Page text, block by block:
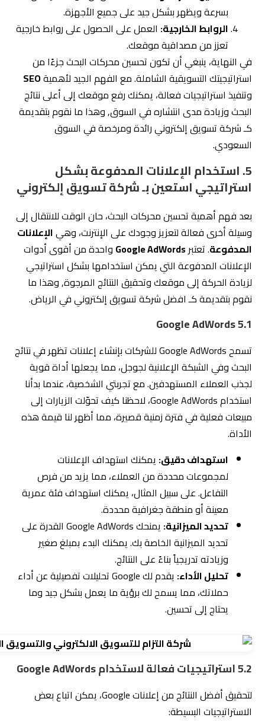
بسرعة ويظهر بشكل جيد على جميع الأجهزة.
الروابط الخارجية: العمل على الحصول على روابط خارجية
تعزز من مصداقية موقعك.
في النهاية، ينبغي أن تكون تحسين محركات البحث جزءًا من
استراتيجيتك التسويقية الشاملة. مع الفهم الجيد لأهميةSEO
وتنفيذ استراتيجيات فعالة، يمكنك رفع موقعك إلى أعلى نتائج
البحث وزيادة مدى انتشاره في السوق, وهذا ما نقوم بتقديمة
كـ شركة تسويق إلكتروني رائدة ومرخصة في السوق
السعودي.
5. استخدام الإعلانات المدفوعة بشكل
استراتيجي استعين بـ شركة تسويق إلكتروني
بعد فهم أهمية تحسين محركات البحث، حان الوقت للانتقال إلى
وسيلة أخرى فعالة لتعزيز وجودك على الإنترنت، وهيالإعلانات
المدفوعة. تعتبرGoogle AdWords واحدة من أقوى أدوات
الإعلانات المدفوعة التي يمكن استخدامها بشكل استراتيجي
لزيادة الحركة إلى موقعك وتحقيق النتائج المرجوة, وهذا ما
نقوم بتقديمة كـ افضل شركة تسويق إلكتروني في الرياض.
5.1 Google AdWords
تسمح Google AdWords للشركات بإنشاء إعلانات تظهر في نتائج
البحث وفي الشبكة الإعلانية لجوجل، مما يجعلها أداة قوية
لجذب العملاء المستهدفين. مع تجربتي الشخصية، عندما بدأنا
استخدام Google AdWords، لاحظنا كيف تحوّلت الزيارات إلى
مبيعات فعلية في فترة زمنية قصيرة، مما أظهر لنا قيمة هذه
الأداة.
استهداف دقيق: يمكنك استهداف الإعلانات
لمجموعات محددة من العملاء، مما يزيد من فرص
التفاعل. على سبيل المثال، يمكنك استهداف فئة عمرية
معينة أو منطقة جغرافية محددة.
تحديد الميزانية:
يمنحك Google AdWords القدرة على
تحديد الميزانية الخاصة بك. يمكنك البدء بمبلغ صغير
وزيادته تدريجياً بناءً على النتائج.
تحليل الأداء:
يقدم لك Google تحليلات تفصيلية عن أداء
حملاتك، مما يسمح لك برؤية ما يعمل بشكل جيد وما
يحتاج إلى تحسين.
5.2 استراتيجيات فعالة لاستخدام Google AdWords
لتحقيق أفضل النتائج من إعلانات Google، يمكن اتباع بعض
الاستراتيجيات البسيطة: